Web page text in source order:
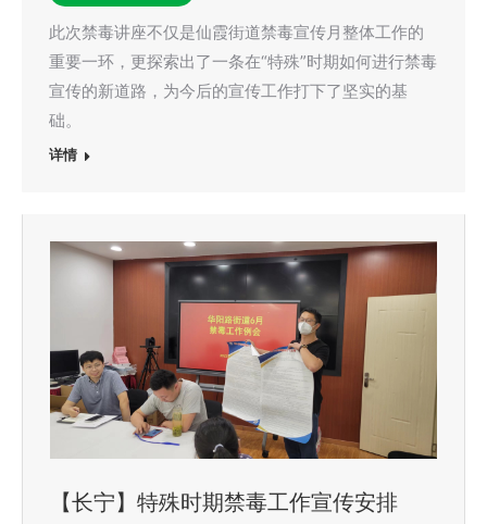
此次禁毒讲座不仅是仙霞街道禁毒宣传月整体工作的
重要一环，更探索出了一条在“特殊”时期如何进行禁毒
宣传的新道路，为今后的宣传工作打下了坚实的基
础。
详情
【长宁】特殊时期禁毒工作宣传安排